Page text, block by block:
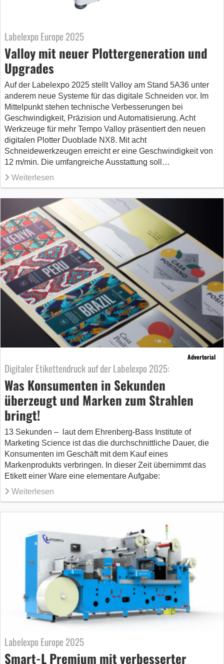
Labelexpo Europe 2025
Valloy mit neuer Plottergeneration und
Upgrades
Auf der Labelexpo 2025 stellt Valloy am Stand 5A36 unter
anderem neue Systeme für das digitale Schneiden vor. Im
Mittelpunkt stehen technische Verbesserungen bei
Geschwindigkeit, Präzision und Automatisierung. Acht
Werkzeuge für mehr Tempo Valloy präsentiert den neuen
digitalen Plotter Duoblade NX8. Mit acht
Schneidewerkzeugen erreicht er eine Geschwindigkeit von
12 m/min. Die umfangreiche Ausstattung soll…
Weiterlesen
Advertorial
Digitaler Etikettendruck auf der Labelexpo 2025:
Was Konsumenten in Sekunden
überzeugt und Marken zum Strahlen
bringt!
13 Sekunden – laut dem Ehrenberg-Bass Institute of
Marketing Science ist das die durchschnittliche Dauer, die
Konsumenten im Geschäft mit dem Kauf eines
Markenprodukts verbringen. In dieser Zeit übernimmt das
Etikett einer Ware eine elementare Aufgabe:
Weiterlesen
Labelexpo Europe 2025
Smart-L Premium mit verbesserter